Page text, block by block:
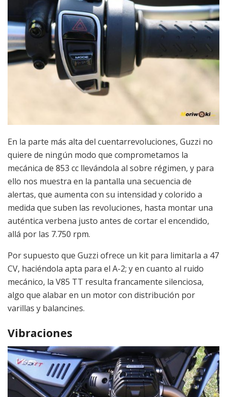
En la parte más alta del cuentarrevoluciones, Guzzi no
quiere de ningún modo que comprometamos la
mecánica de 853 cc llevándola al sobre régimen, y para
ello nos muestra en la pantalla una secuencia de
alertas, que aumenta con su intensidad y colorido a
medida que suben las revoluciones, hasta montar una
auténtica verbena justo antes de cortar el encendido,
allá por las 7.750 rpm.
Por supuesto que Guzzi ofrece un kit para limitarla a 47
CV, haciéndola apta para el A-2; y en cuanto al ruido
mecánico, la V85 TT resulta francamente silenciosa,
algo que alabar en un motor con distribución por
varillas y balancines.
Vibraciones